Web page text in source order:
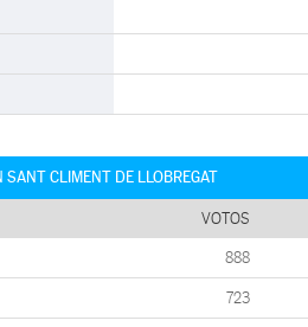
CLIMENT DE LLOBREGAT
VOTOS
888
723